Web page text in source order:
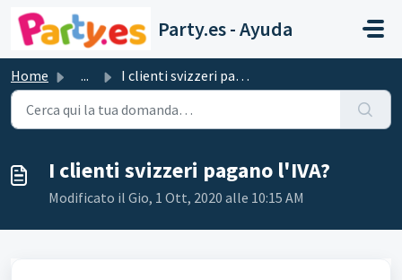
Salta al contenuto principale
Party.es - Ayuda
Home ... I clienti svizzeri pagano l'IVA?
I clienti svizzeri pagano l'IVA?
Modificato il Gio, 1 Ott, 2020 alle 10:15 AM